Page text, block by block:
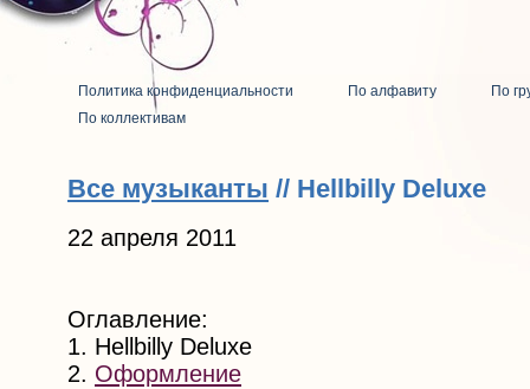
Политика конфиденциальности По алфавиту
По
По коллективам
Все музыканты // Hellbilly Deluxe
22 апреля 2011
Оглавление:
1. Hellbilly Deluxe
2. Оформление